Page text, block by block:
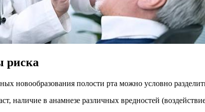
риска
новообразования полости рта можно условно
наличие в анамнезе различных вредностей